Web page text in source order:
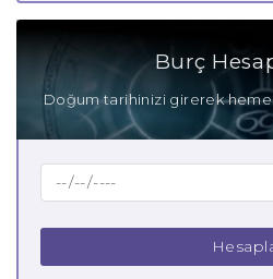
Burç
Doğum tarihinizi girerek